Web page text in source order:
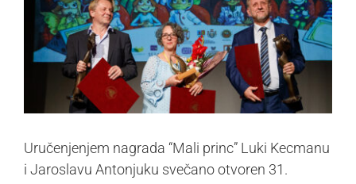
Uručenjenjem nagrada “Mali princ” Luki Kecmanu
i Jaroslavu Antonjuku svečano otvoren 31.